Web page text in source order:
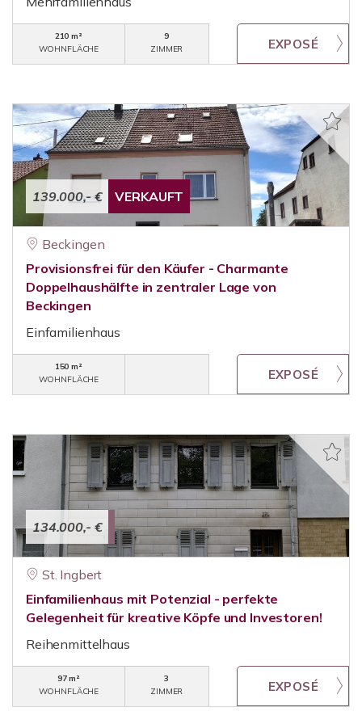
210 m²
WOHNFLÄCHE
9
ZIMMER
139.000,- € VERKAUFT
Beckingen
Provisionsfrei für den Käufer - Charmante
Doppelhaushälfte in zentraler Lage von
Beckingen
Einfamilienhaus
150 m²
WOHNFLÄCHE
134.000,- €
St. Ingbert
Einfamilienhaus mit Potenzial - perfekte
Gelegenheit für kreative Köpfe und Investoren!
Reihenmittelhaus
97 m²
WOHNFLÄCHE
3
ZIMMER